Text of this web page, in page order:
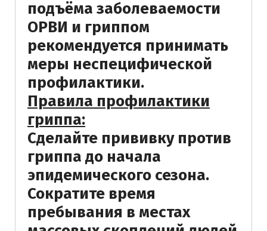
подъёма заболеваемости
ОРВИ и гриппом
рекомендуется принимать
меры неспецифической
профилактики.
Правила профилактики
гриппа:
Сделайте прививку против
гриппа до начала
эпидемического сезона.
Сократите время
пребывания в местах